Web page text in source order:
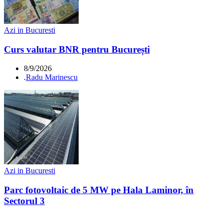
Azi in Bucuresti
Curs valutar BNR pentru București
8/9/2026
.Radu Marinescu
Azi in Bucuresti
Parc fotovoltaic de 5 MW pe Hala Laminor, în
Sectorul 3